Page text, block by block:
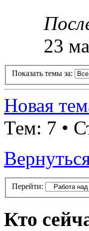
23
Показать темы за:
Новая
Тем: 7 •
Перейти:
Кто